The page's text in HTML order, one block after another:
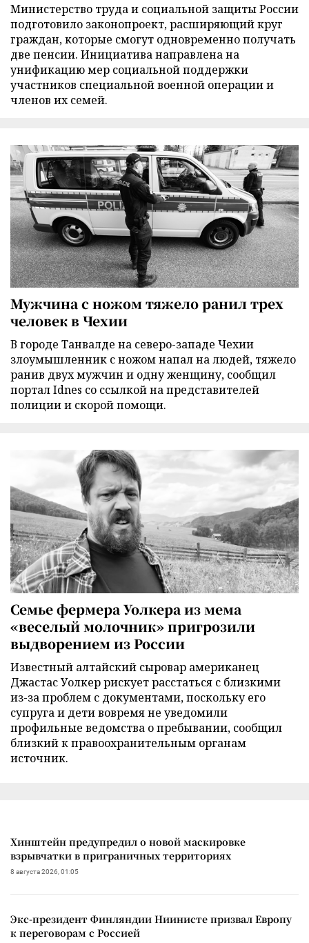
Министерство труда и социальной защиты России
подготовило законопроект, расширяющий круг
граждан, которые смогут одновременно получать
две пенсии. Инициатива направлена на
унификацию мер социальной поддержки
участников специальной военной операции и
членов их семей.
Мужчина с ножом тяжело ранил трех
человек в Чехии
В городе Танвалде на северо-западе Чехии
злоумышленник с ножом напал на людей, тяжело
ранив двух мужчин и одну женщину, сообщил
портал Idnes со ссылкой на представителей
полиции и скорой помощи.
Семье фермера Уолкера из мема
«веселый молочник» пригрозили
выдворением из России
Известный алтайский сыровар американец
Джастас Уолкер рискует расстаться с близкими
из-за проблем с документами, поскольку его
супруга и дети вовремя не уведомили
профильные ведомства о пребывании, сообщил
близкий к правоохранительным органам
источник.
Хинштейн предупредил о новой маскировке
взрывчатки в приграничных территориях
8 августа 2026, 01:05
Экс-президент Финляндии Ниинисте призвал Европу
к переговорам с Россией